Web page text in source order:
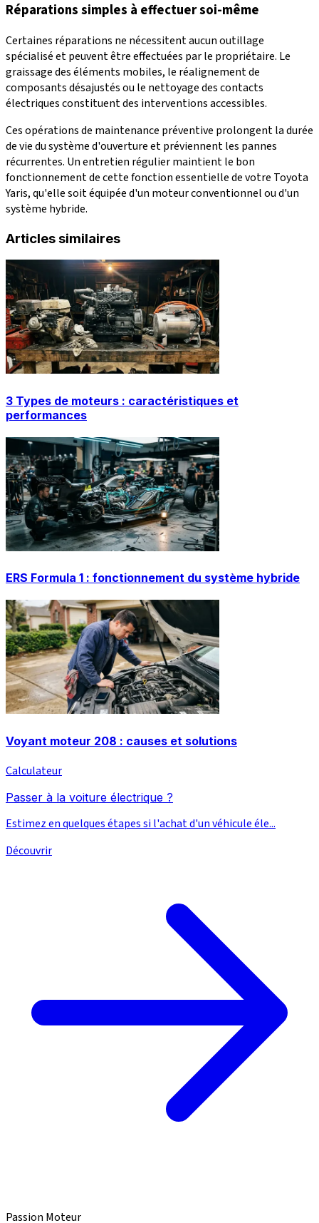
Réparations simples à effectuer soi-même
Certaines réparations ne nécessitent aucun outillage
spécialisé et peuvent être effectuées par le propriétaire. Le
graissage des éléments mobiles, le réalignement de
composants désajustés ou le nettoyage des contacts
électriques constituent des interventions accessibles.
Ces opérations de maintenance préventive prolongent la durée
de vie du système d'ouverture et préviennent les pannes
récurrentes. Un entretien régulier maintient le bon
fonctionnement de cette fonction essentielle de votre Toyota
Yaris, qu'elle soit équipée d'un moteur conventionnel ou d'un
système hybride.
Articles similaires
3 Types de moteurs : caractéristiques et
performances
ERS Formula 1 : fonctionnement du système hybride
Voyant moteur 208 : causes et solutions
Calculateur
Passer à la voiture électrique ?
Estimez en quelques étapes si l'achat d'un véhicule éle...
Découvrir
Passion Moteur